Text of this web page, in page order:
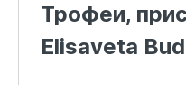
Трофеи,
Elisaveta